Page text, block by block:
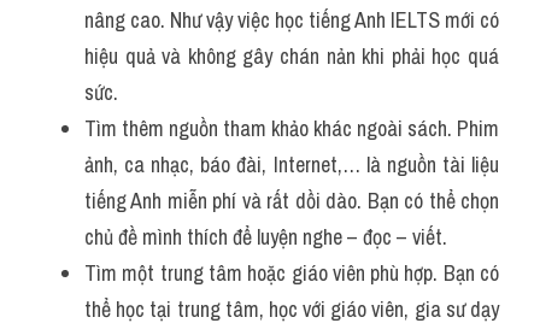
nâng cao. Như vậy việc học tiếng Anh IELTS mới có
hiệu quả và không gây chán nản khi phải học quá
sức.
Tìm thêm nguồn tham khảo khác ngoài sách. Phim
ảnh, ca nhạc, báo đài, Internet,… là nguồn tài liệu
tiếng Anh miễn phí và rất dồi dào. Bạn có thể chọn
chủ đề mình thích để luyện nghe – đọc – viết.
Tìm một trung tâm hoặc giáo viên phù hợp. Bạn có
thể học tại trung tâm, học với giáo viên, gia sư dạy